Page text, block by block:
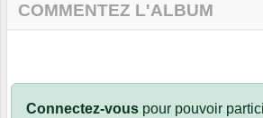
COMMENTEZ L'ALBUM
Connectez-vous pour pouvoir